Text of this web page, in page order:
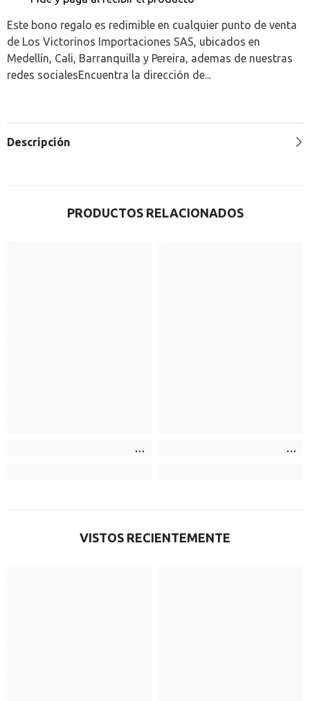
Este bono regalo es redimible en cualquier punto de venta
de Los Victorinos Importaciones SAS, ubicados en
Medellín, Cali, Barranquilla y Pereira, ademas de nuestras
redes socialesEncuentra la dirección de...
Descripción
PRODUCTOS RELACIONADOS
VISTOS RECIENTEMENTE